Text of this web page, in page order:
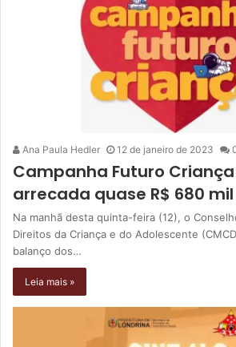
Ana Paula Hedler 12 de janeiro de 2023
Campanha Futuro Criança
arrecada quase R$ 680 mil
Na manhã desta quinta-feira (12), o
Direitos da Criança e do Adolescente
balanço dos…
Leia mais »